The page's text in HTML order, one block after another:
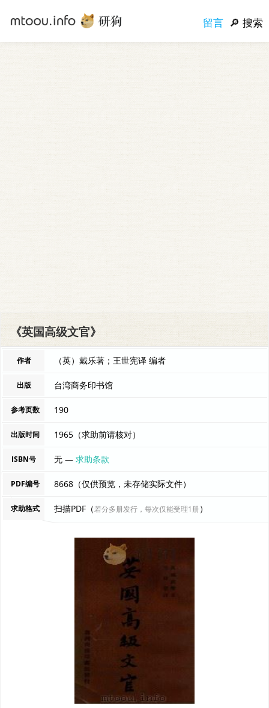
留言 搜索
《英国高级文官》
作者 （英）戴乐著；王世宪译 编者
出版 台湾商务印书馆
参考页数 190
出版时间 1965（求助前请核对）
ISBN号 无 —求助条款
PDF编号 8668（仅供预览，未存储实际文件）
求助格式 扫描PDF（若分多册发行，每次仅能受理1册）